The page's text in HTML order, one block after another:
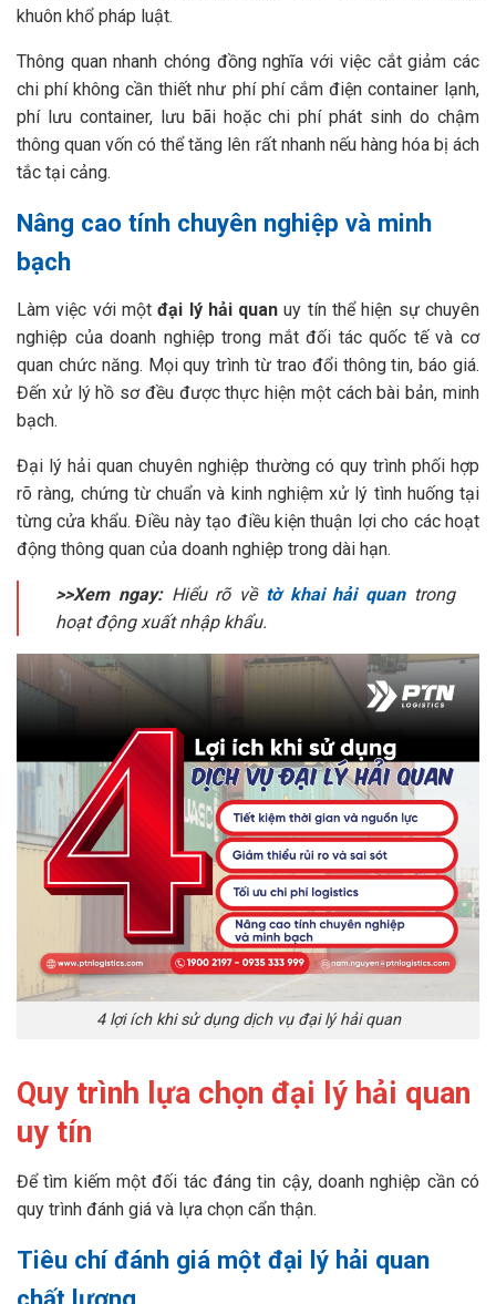
khuôn khổ pháp luật.
Thông quan nhanh chóng đồng nghĩa với việc cắt giảm các
chi phí không cần thiết như phí phí cắm điện container lạnh,
phí lưu container, lưu bãi hoặc chi phí phát sinh do chậm
thông quan vốn có thể tăng lên rất nhanh nếu hàng hóa bị ách
tắc tại cảng.
Nâng cao tính chuyên nghiệp và minh
bạch
Làm việc với mộtđại lý hải quan uy tín thể hiện sự chuyên
nghiệp của doanh nghiệp trong mắt đối tác quốc tế và cơ
quan chức năng. Mọi quy trình từ trao đổi thông tin, báo giá.
Đến xử lý hồ sơ đều được thực hiện một cách bài bản, minh
bạch.
Đại lý hải quan chuyên nghiệp thường có quy trình phối hợp
rõ ràng, chứng từ chuẩn và kinh nghiệm xử lý tình huống tại
từng cửa khẩu. Điều này tạo điều kiện thuận lợi cho các hoạt
động thông quan của doanh nghiệp trong dài hạn.
>>Xem ngay:Hiểu rõ về tờ khai hải quantrong
hoạt động xuất nhập khẩu.
4 lợi ích khi sử dụng dịch vụ đại lý hải quan
Quy trình lựa chọn đại lý hải quan
uy tín
Để tìm kiếm một đối tác đáng tin cậy, doanh nghiệp cần có
quy trình đánh giá và lựa chọn cẩn thận.
Tiêu chí đánh giá một đại lý hải quan
chất lượng